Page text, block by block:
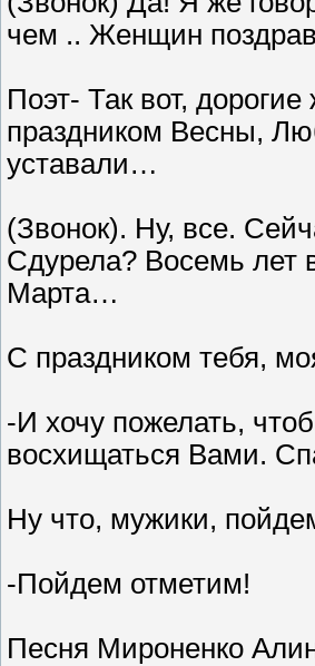
чем .. Женщин
Поэт- Так вот,
праздником Весны,
уставали…
(Звонок). Ну, все.
Сдурела? Восемь лет
Марта…
С праздником тебя,
-И хочу пожелать,
восхищаться Вами.
Ну что, мужики,
-Пойдем отметим!
Песня Мироненко